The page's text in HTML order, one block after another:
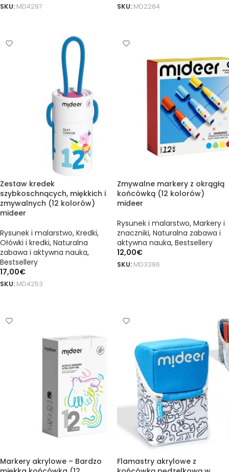
SKU: MD4297
SKU: MD2284
Zestaw kredek
szybkoschnących, miękkich i
zmywalnych (12 kolorów)
mideer
Rysunek i malarstwo, Kredki,
Ołówki i kredki, Naturalna
zabawa i aktywna nauka,
Bestsellery
17,00€
SKU: MD4253
Zmywalne markery z okrągłą
końcówką (12 kolorów)
mideer
Rysunek i malarstwo, Markery i
znaczniki, Naturalna zabawa i
aktywna nauka, Bestsellery
12,00€
SKU: MD3386
Markery akrylowe – Bardzo
Flamastry akrylowe z